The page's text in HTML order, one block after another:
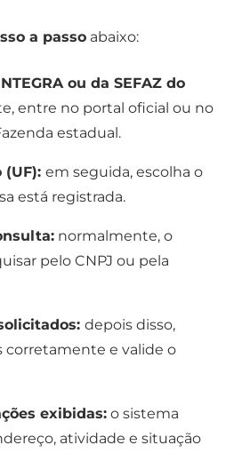
a passo abaixo:
ou da SEFAZ do
entre no portal oficial ou no
estadual.
(UF): em seguida, escolha o
está registrada.
normalmente, o
pelo CNPJ ou pela
depois disso,
corretamente e valide o
exibidas: o sistema
atividade e situação